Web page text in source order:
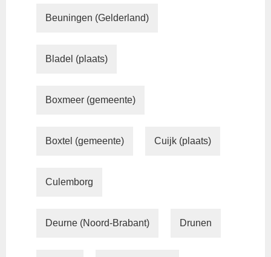
Beuningen (Gelderland)
Bladel (plaats)
Boxmeer (gemeente)
Boxtel (gemeente) Cuijk (plaats)
Culemborg
Deurne (Noord-Brabant) Drunen